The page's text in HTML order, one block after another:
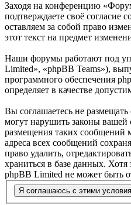
Заходя на конференцию
подтверждаете своё
оставляем за собой право
этот текст на предмет
Наши форумы работают под
Limited», «phpBB Teams»),
программного обеспечения
определяет в качестве
Вы соглашаетесь не
могут нарушить законы вашей
размещения таких сообщений
адреса всех сообщений
право удалить,
храниться в базе данных.
phpBB Limited не может быть